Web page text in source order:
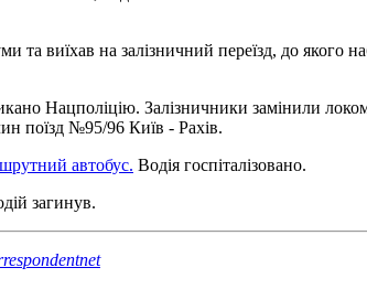
виїхав на залізничний переїзд, до якого
Нацполіцію. Залізничники замінили
поїзд №95/96 Київ - Рахів.
автобус. Водія госпіталізовано.
загинув.